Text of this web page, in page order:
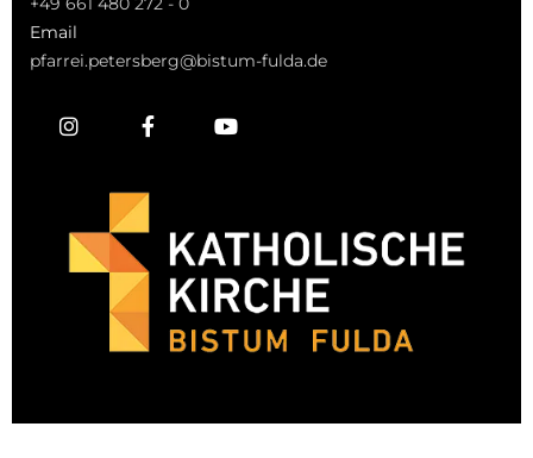
Email
pfarrei.petersberg@bistum-fulda.de